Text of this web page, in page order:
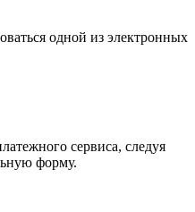
одной из электронных
сервиса, следуя
форму.